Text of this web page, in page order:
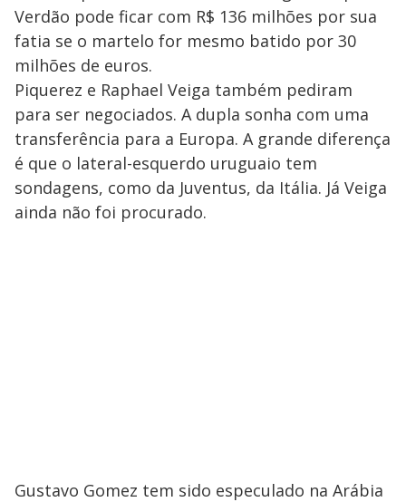
Verdão pode ficar com R$ 136 milhões por sua
fatia se o martelo for mesmo batido por 30
milhões de euros.
Piquerez e Raphael Veiga também pediram
para ser negociados. A dupla sonha com uma
transferência para a Europa. A grande diferença
é que o lateral-esquerdo uruguaio tem
sondagens, como da Juventus, da Itália. Já Veiga
ainda não foi procurado.
Gustavo Gomez tem sido especulado na Arábia